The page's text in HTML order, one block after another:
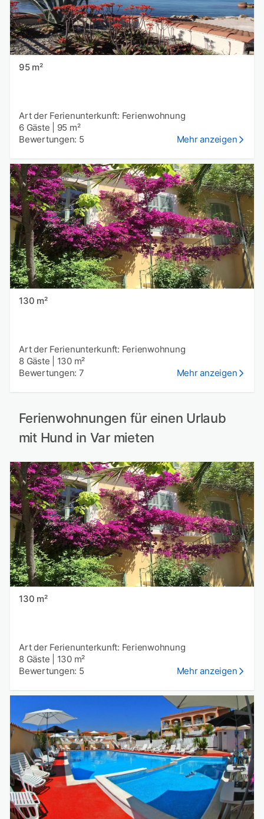
95 m²
Art der Ferienunterkunft: Ferienwohnung
6 Gäste
95 m²
Bewertungen: 5
Mehr anzeigen
130 m²
Art der Ferienunterkunft: Ferienwohnung
8 Gäste
130 m²
Bewertungen: 7
Mehr anzeigen
Ferienwohnungen für einen Urlaub
mit Hund in Var mieten
130 m²
Art der Ferienunterkunft: Ferienwohnung
8 Gäste
130 m²
Bewertungen: 5
Mehr anzeigen